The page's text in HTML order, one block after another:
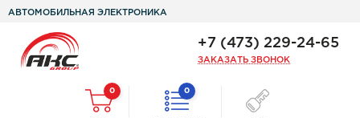
АВТОМОБИЛЬНАЯ ЭЛЕКТРОНИКА
+7 (473) 229-24-65
ЗАКАЗАТЬ ЗВОНОК
0 0